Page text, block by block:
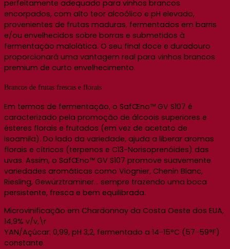
perfeitamente adequado para vinhos brancos
encorpados, com alto teor alcoólico e pH elevado,
provenientes de frutas maduras, fermentados em barris
e/ou envelhecidos sobre borras e submetidos à
fermentação malolática. O seu final doce e duradouro
proporcionará uma vantagem real para vinhos brancos
premium de curto envelhecimento.
Brancos de frutas frescas e florais
Em termos de fermentação, o SafŒno™ GV S107 é
caracterizado pela promoção de álcoois superiores e
ésteres florais e frutados (em vez de acetato de
isoamila). Do lado da variedade, ajuda a liberar aromas
florais e cítricos (terpenos e C13-Norisoprenóides) das
uvas. Assim, o SafŒno™ GV S107 promove suavemente
variedades aromáticas como Viognier, Chenin Blanc,
Riesling, Gewürztraminer… sempre trazendo uma boca
persistente, fresca e bem equilibrada.
Microvinificação em Chardonnay da Costa Oeste dos EUA,
14,9% v/v,\r
YAN/Açúcar: 0,99, pH 3,2, fermentado a 14-15°C (57-59°F)
constante.